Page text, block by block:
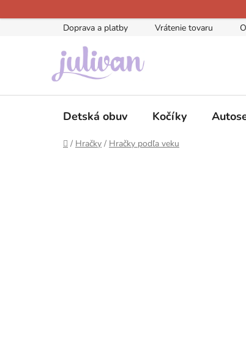
na
Doprava a platby Vrátenie tovaru
Detská obuv Kočíky
Domov
/ Hračky / Hračky podľa veku